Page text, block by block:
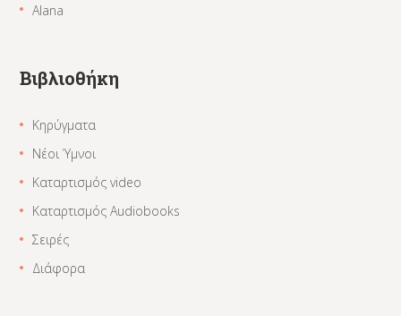
Alana
Βιβλιοθήκη
Κηρύγματα
Νέοι Ύμνοι
Καταρτισμός video
Καταρτισμός Audiobooks
Σειρές
Διάφορα